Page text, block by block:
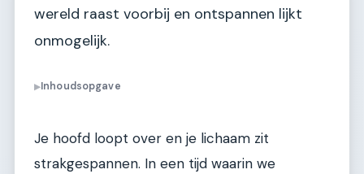
wereld raast voorbij en ontspannen lijkt
onmogelijk.
▶Inhoudsopgave
Je hoofd loopt over en je lichaam zit
strakgespannen. In een tijd waarin we